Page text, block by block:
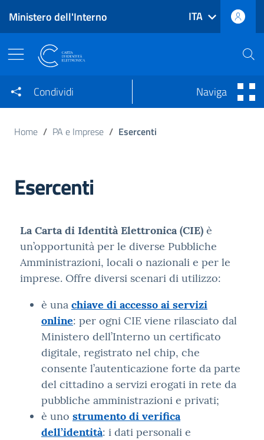
Vai al contenuto principale
Raggiungi il piè di pagina
Ministero dell'Interno
ITA
Navigazione menu principale
Carta di Identità Elettronica
Condividi su LinkedIn
Condividi
Condividi sui Social Network Naviga
Home PA e Imprese Esercenti
Esercenti
La Carta di Identità Elettronica (CIE) è
un’opportunità per le diverse Pubbliche
Amministrazioni, locali o nazionali e per le
imprese. Offre diversi scenari di utilizzo:
è una chiave di accesso ai servizi
online: per ogni CIE viene rilasciato dal
Ministero dell’Interno un certificato
digitale, registrato nel chip, che
consente l’autenticazione forte da parte
del cittadino a servizi erogati in rete da
pubbliche amministrazioni e privati;
è uno strumento di verifica
dell’identità: i dati personali e